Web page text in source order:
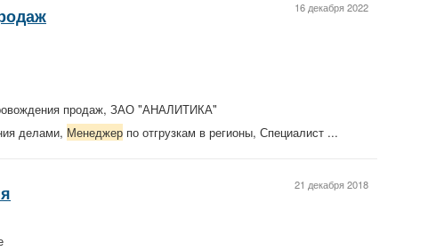
16 декабря 2022
продаж, ЗАО "АНАЛИТИКА"
делами, Менеджер по отгрузкам в регионы, Специалист ...
21 декабря 2018